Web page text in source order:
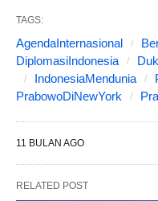
TAGS:
AgendaInternasional
DiplomasiIndonesia
IndonesiaMendunia
PrabowoDiNewYork
11 BULAN AGO
RELATED POST